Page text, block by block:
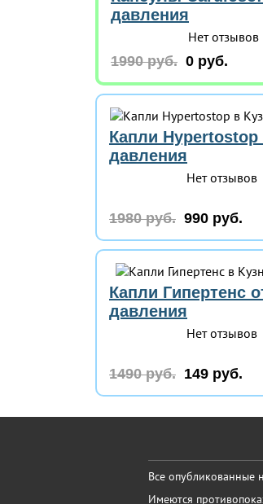
давления
Нет отзывов
1990 руб. 0 руб.
Капли Hypertostop
давления
Нет отзывов
1980 руб. 990 руб.
Капли Гипертенс
давления
Нет отзывов
1490 руб. 149 руб.
Все опубликованные
Имеются